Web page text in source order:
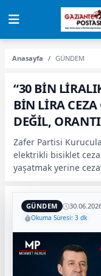
Anasayfa GÜNDEM
“30 BİN
BİN LİRA
DEĞİL,
Zafer Partisi
elektrikli bisiklet
yaşatmak yerine
GÜNDEM
Okuma Süresi: 3 dk